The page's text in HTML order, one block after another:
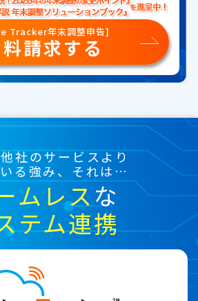
Tracker年末調整申告]
請求する
社のサービスより
る強み、それは…
ムレスな
テム連携